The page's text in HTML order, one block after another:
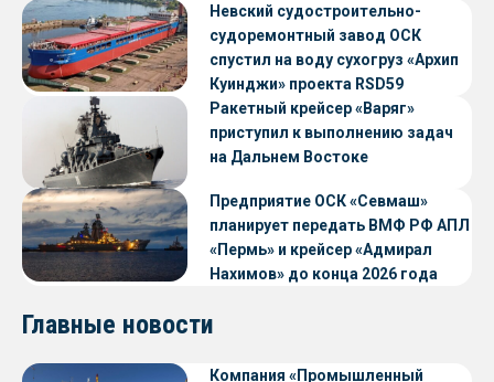
судов с малой осадкой
Невский судостроительно-
судоремонтный завод ОСК
спустил на воду сухогруз «Архип
Куинджи» проекта RSD59
Ракетный крейсер «Варяг»
приступил к выполнению задач
на Дальнем Востоке
Предприятие ОСК «Севмаш»
планирует передать ВМФ РФ АПЛ
«Пермь» и крейсер «Адмирал
Нахимов» до конца 2026 года
Главные новости
Компания «Промышленный